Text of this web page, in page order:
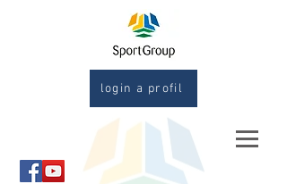
login a profil